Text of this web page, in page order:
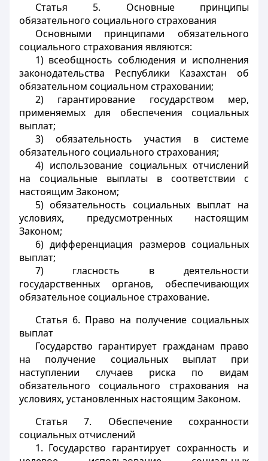
Статья 5. Основные принципы
обязательного социального страхования
Основными принципами обязательного
социального страхования являются:
1) всеобщность соблюдения и исполнения
законодательства Республики Казахстан об
обязательном социальном страховании;
2) гарантирование государством мер,
применяемых для обеспечения социальных
выплат;
3) обязательность участия в системе
обязательного социального страхования;
4) использование социальных отчислений
на социальные выплаты в соответствии с
настоящим Законом;
5) обязательность социальных выплат на
условиях, предусмотренных настоящим
Законом;
6) дифференциация размеров социальных
выплат;
7) гласность в деятельности
государственных органов, обеспечивающих
обязательное социальное страхование.
Статья 6. Право на получение социальных
выплат
Государство гарантирует гражданам право
на получение социальных выплат при
наступлении случаев риска по видам
обязательного социального страхования на
условиях, установленных настоящим Законом.
Статья 7. Обеспечение сохранности
социальных отчислений
1. Государство гарантирует сохранность и